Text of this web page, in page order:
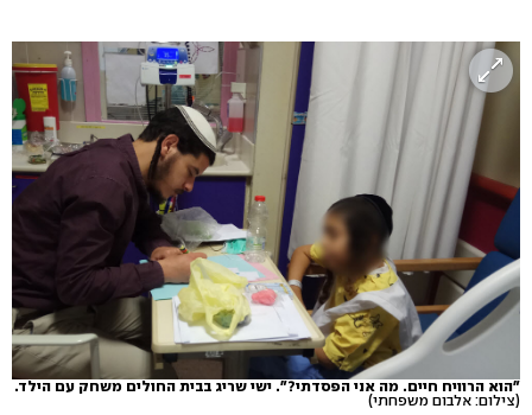
"הוא הרוויח חיים. מה אני הפסדתי?". ישי שריג בבית החולים משחק עם הילד.
(צילום: אלבום משפחתי)